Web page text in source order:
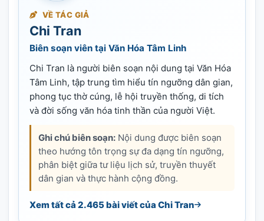
VỀ TÁC GIẢ
Chi Tran
Biên soạn viên tại Văn Hóa Tâm Linh
Chi Tran là người biên soạn nội dung tại Văn Hóa
Tâm Linh, tập trung tìm hiểu tín ngưỡng dân gian,
phong tục thờ cúng, lễ hội truyền thống, di tích
và đời sống văn hóa tinh thần của người Việt.
Ghi chú biên soạn: Nội dung được biên soạn
theo hướng tôn trọng sự đa dạng tín ngưỡng,
phân biệt giữa tư liệu lịch sử, truyền thuyết
dân gian và thực hành cộng đồng.
Xem tất cả 2.465 bài viết của Chi Tran